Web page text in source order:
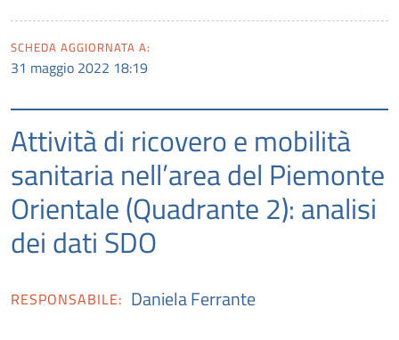
SCHEDA AGGIORNATA A:
31 maggio 2022 18:19
Attività di ricovero e mobilità
sanitaria nell’area del Piemonte
Orientale (Quadrante 2): analisi
dei dati SDO
RESPONSABILE: Daniela Ferrante